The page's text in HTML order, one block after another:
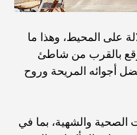
المالي العالمي:
المتحدة: دليل شامل
على المحيط، وهذا ما
بالقرب من شاطئ
أجوائه المريحة وروح
الصحية والشهية، بما في